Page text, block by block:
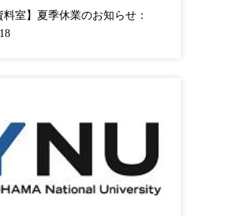
料室】夏季休業のお知らせ：